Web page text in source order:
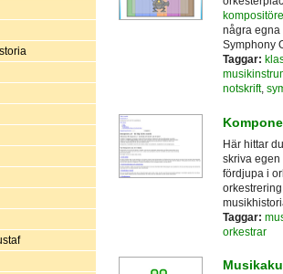
några egna
Symphony
Taggar:
notskrift,
Här hittar
skriva egen
fördjupa i
Taggar:
orkestrar